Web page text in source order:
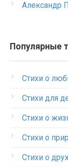
Александр
Популярные
Стихи о
Стихи для
Стихи о
Стихи о
Стихи о